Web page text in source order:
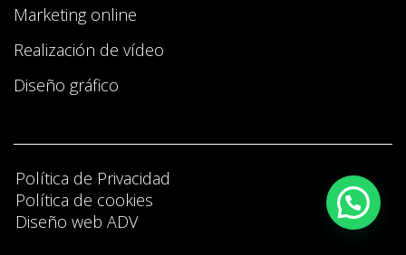
Marketing online
Realización de vídeo
Diseño gráfico
Política de Privacidad
Política de cookies
Diseño web ADV